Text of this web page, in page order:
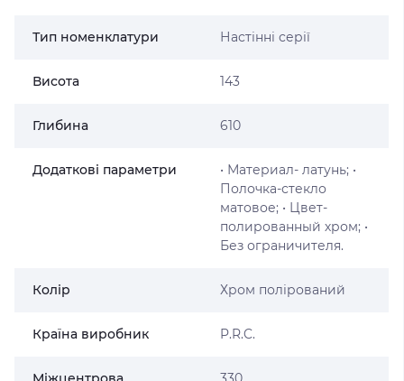
Тип номенклатури Настінні серії
Висота 143
Глибина 610
Додаткові параметри
• Материал- латунь; •
Полочка-стекло
матовое; • Цвет-
полированный хром; •
Без ограничителя.
Колір Хром полірований
Країна виробник P.R.C.